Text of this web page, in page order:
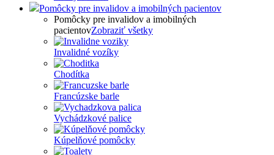
Pomôcky pre invalidov a imobilných pacientov
Pomôcky pre invalidov a imobilných
pacientovZobraziť všetky
Invalidné vozíky
Chodítka
Francúzske barle
Vychádzkové palice
Kúpelňové pomôcky